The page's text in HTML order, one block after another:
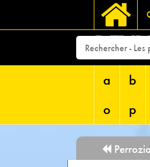
a b
o
p